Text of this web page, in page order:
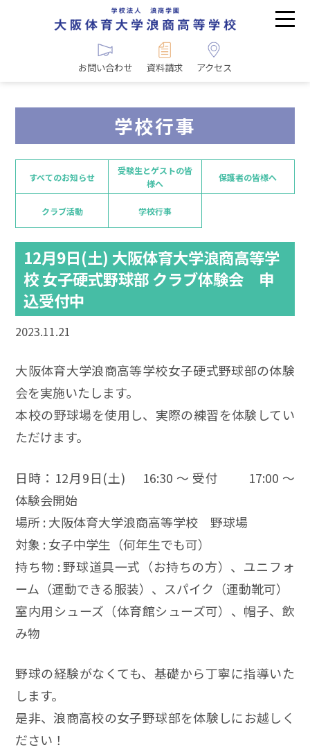
お問い合わせ 資料請求 アクセス
学校行事
すべてのお知らせ
受験生とゲストの皆
様へ
保護者の皆様へ
クラブ活動 学校行事
12月9日(土) 大阪体育大学浪商高等学
校 女子硬式野球部 クラブ体験会 申
込受付中
2023.11.21
大阪体育大学浪商高等学校女子硬式野球部の体験
会を実施いたします。
本校の野球場を使用し、実際の練習を体験してい
ただけます。
日時：12月9日(土) 16:30 ～ 受付 17:00 ～
体験会開始
場所 : 大阪体育大学浪商高等学校 野球場
対象 : 女子中学生（何年生でも可）
持ち物 : 野球道具一式（お持ちの方）、ユニフォ
ーム（運動できる服装）、スパイク（運動靴可）
室内用シューズ（体育館シューズ可）、帽子、飲
み物
野球の経験がなくても、基礎から丁寧に指導いた
します。
是非、浪商高校の女子野球部を体験しにお越しく
ださい！